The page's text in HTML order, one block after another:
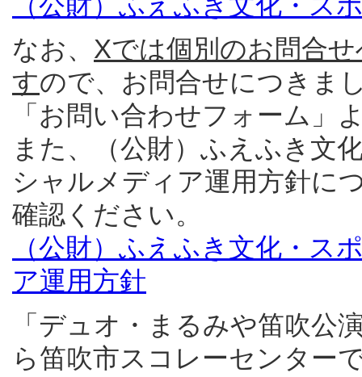
なお、 Xでは個別のお問合
すので、お問合せにつきま
「お問い合わせフォーム」
また、（公財）ふえふき文
シャルメディア運用方針に
確認ください。
（公財）ふえふき文化・
ア運用方針
「デュオ・まるみや笛吹公
ら笛吹市スコレーセンター